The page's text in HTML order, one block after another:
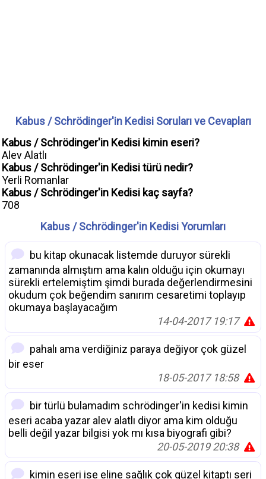
Kabus / Schrödinger'in Kedisi Soruları ve Cevapları
Kabus / Schrödinger'in Kedisi kimin eseri?
Alev Alatlı
Kabus / Schrödinger'in Kedisi türü nedir?
Yerli Romanlar
Kabus / Schrödinger'in Kedisi kaç sayfa?
708
Kabus / Schrödinger'in Kedisi Yorumları
bu kitap okunacak listemde duruyor sürekli
zamanında almıştım ama kalın olduğu için okumayı
sürekli ertelemiştim şimdi burada değerlendirmesini
okudum çok beğendim sanırım cesaretimi toplayıp
okumaya başlayacağım
14-04-2017 19:17
pahalı ama verdiğiniz paraya değiyor çok güzel
bir eser
18-05-2017 18:58
bir türlü bulamadım schrödinger'in kedisi kimin
eseri acaba yazar alev alatlı diyor ama kim olduğu
belli değil yazar bilgisi yok mı kısa biyografi gibi?
20-05-2019 20:38
kimin eseri ise eline sağlık çok güzel kitaptı seri